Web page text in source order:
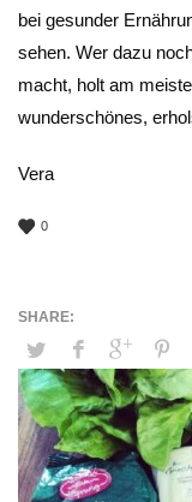
bei gesunder
sehen. Wer dazu
macht, holt am
wunderschönes,
Vera
0